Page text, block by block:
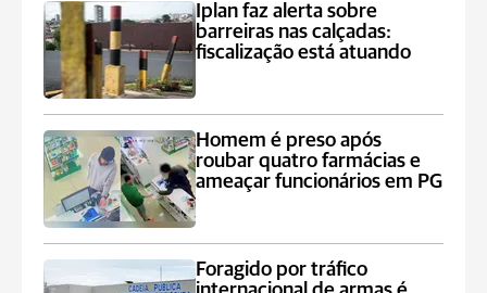
Iplan faz alerta sobre
barreiras nas calçadas:
fiscalização está atuando
Homem é preso após
roubar quatro farmácias e
ameaçar funcionários em PG
Foragido por tráfico